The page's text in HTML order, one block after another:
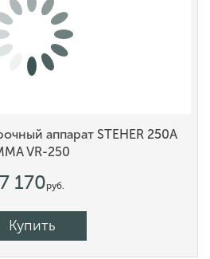
аппарат STEHER 250А
VR-250
7 170руб.
Купить